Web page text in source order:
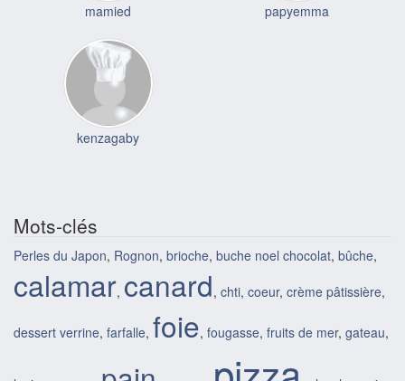
mamied papyemma
kenzagaby
Mots-clés
Perles du Japon, Rognon, brioche, buche noel chocolat, bûche,
calamar, canard, chti, coeur, crème pâtissière,
dessert verrine, farfalle, foie, fougasse, fruits de mer, gateau,